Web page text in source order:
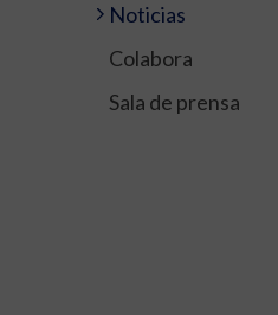
Noticias
Colabora
Sala de prensa